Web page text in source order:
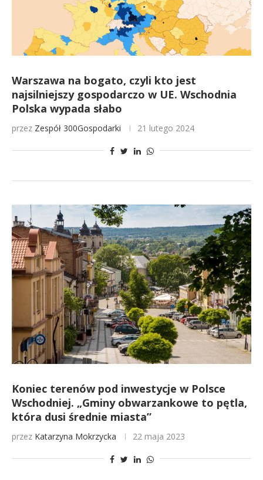
Warszawa na bogato, czyli kto jest
najsilniejszy gospodarczo w UE. Wschodnia
Polska wypada słabo
przez Zespół 300Gospodarki 21 lutego 2024
Koniec terenów pod inwestycje w Polsce
Wschodniej. „Gminy obwarzankowe to pętla,
która dusi średnie miasta”
przez Katarzyna Mokrzycka 22 maja 2023